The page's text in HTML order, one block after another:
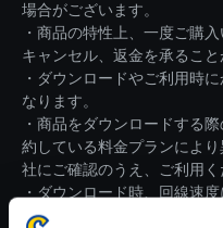
場合がございます。
・商品の特性上、一度ご購
キャンセル、返金を承ること
・ダウンロードやご利用時
なります。
・商品をダウンロードする
約している料金プランによ
社にご確認のうえ、ご利用く
・ダウンロード時、回線速
がかかる場合がございます。